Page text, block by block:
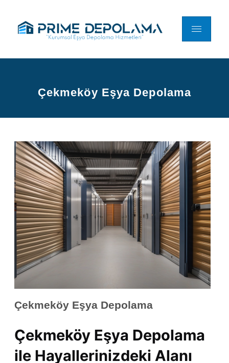
Çekmeköy Eşya Depolama
Çekmeköy Eşya Depolama
Çekmeköy Eşya Depolama
ile Hayallerinizdeki Alanı